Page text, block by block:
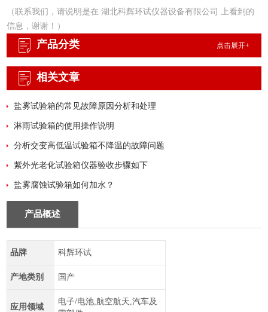
（联系我们，请说明是在 湖北科辉环试仪器设备有限公司 上看到的
信息，谢谢！）
产品分类 点击展开+
相关文章
盐雾试验箱的常见故障原因分析和处理
淋雨试验箱的使用操作说明
分析交变高低温试验箱不降温的故障问题
紫外光老化试验箱仪器验收步骤如下
盐雾腐蚀试验箱如何加水？
产品概述
品牌 科辉环试
产地类别 国产
应用领域
电子/电池,航空航天,汽车及